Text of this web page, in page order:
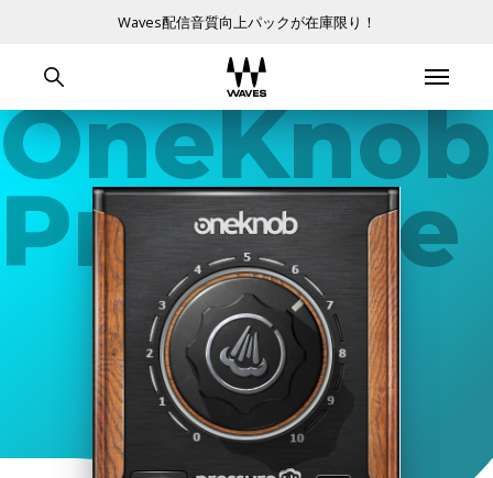
Waves配信音質向上パックが在庫限り！
OneKnob
Pressure